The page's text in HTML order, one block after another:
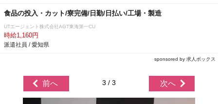
食品の投入・カット/寮完備/日勤/日払い/工場・製造
UTエージェント株式会社AGT東海第一CU
時給1,160円
派遣社員 / 愛知県
sponsored by 求人ボックス
前へ 3 / 3 次へ